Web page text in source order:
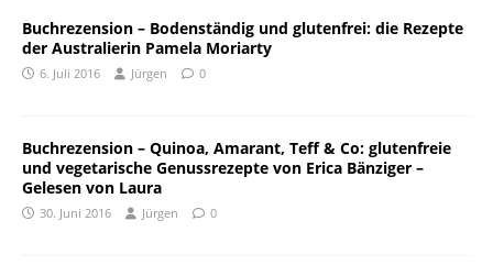
Buchrezension – Bodenständig und glutenfrei: die Rezepte
der Australierin Pamela Moriarty
6. Juli 2016 Jürgen 0
Buchrezension – Quinoa, Amarant, Teff & Co: glutenfreie
und vegetarische Genussrezepte von Erica Bänziger –
Gelesen von Laura
30. Juni 2016 Jürgen 0